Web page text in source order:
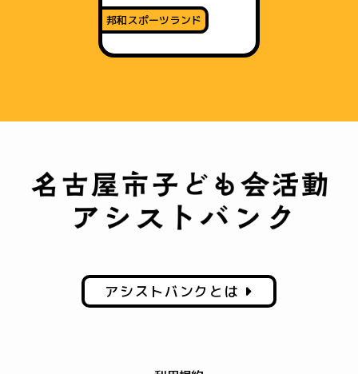
邦和スポーツランド
アシストバンクとは